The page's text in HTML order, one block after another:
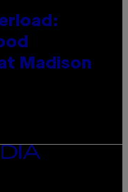
Madison